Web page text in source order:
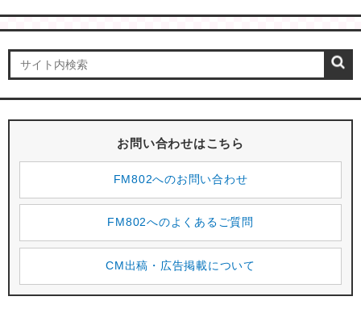
お問い合わせはこちら
FM802へのお問い合わせ
FM802へのよくあるご質問
CM出稿・広告掲載について